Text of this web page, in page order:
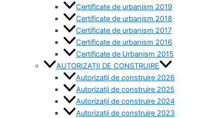
Certificate de urbanism 2019
Certificate de urbanism 2018
Certificate de urbanism 2017
Certificate de urbanism 2016
Certificate de Urbanism 2015
AUTORIZAȚII DE CONSTRUIRE
Autorizații de construire 2026
Autorizații de construire 2025
Autorizații de construire 2024
Autorizații de construire 2023